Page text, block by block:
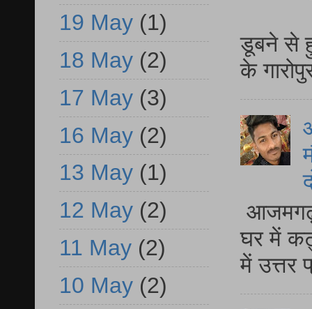
डूबने से
के
घर में
में
19 May (1)
18 May (2)
17 May (3)
16 May (2)
13 May (1)
12 May (2)
11 May (2)
10 May (2)